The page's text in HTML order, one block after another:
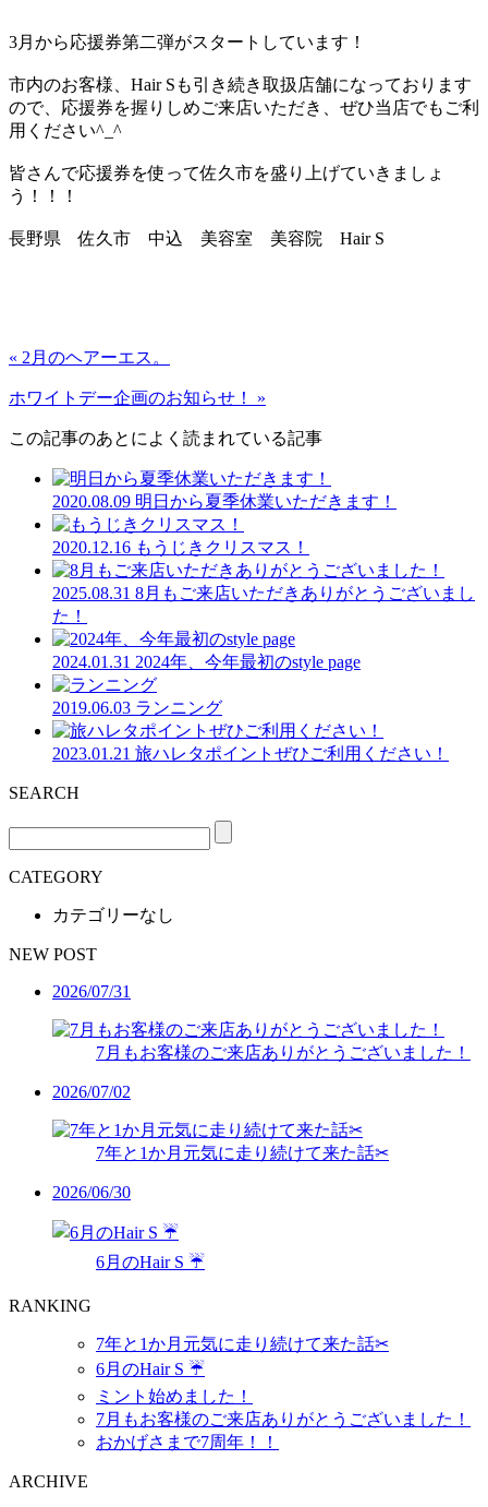
3月から応援券第二弾がスタートしています！
市内のお客様、Hair Sも引き続き取扱店舗になっております
ので、応援券を握りしめご来店いただき、ぜひ当店でもご利
用ください^_^
皆さんで応援券を使って佐久市を盛り上げていきましょ
う！！！
長野県 佐久市 中込 美容室 美容院 Hair S
« 2月のヘアーエス。
ホワイトデー企画のお知らせ！ »
この記事のあとによく読まれている記事
2020.08.09 明日から夏季休業いただきます！
2020.12.16 もうじきクリスマス！
2025.08.31 8月もご来店いただきありがとうございまし
た！
2024.01.31 2024年、今年最初のstyle page
2019.06.03 ランニング
2023.01.21 旅ハレタポイントぜひご利用ください！
SEARCH
CATEGORY
カテゴリーなし
NEW POST
2026/07/31
7月もお客様のご来店ありがとうございました！
2026/07/02
7年と1か月元気に走り続けて来た話✂︎
2026/06/30
6月のHair S ☔️
RANKING
7年と1か月元気に走り続けて来た話✂︎
6月のHair S ☔️
ミント始めました！
7月もお客様のご来店ありがとうございました！
おかげさまで7周年！！
ARCHIVE